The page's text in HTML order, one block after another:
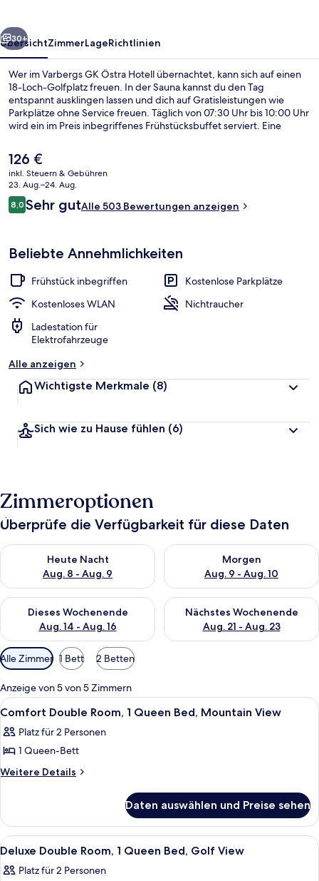
Weiter
30+
ÜbersichtZimmerLageRichtlinien
Wer im Varbergs GK Östra Hotell übernachtet, kann sich auf einen
18-Loch-Golfplatz freuen. In der Sauna kannst du den Tag
entspannt ausklingen lassen und dich auf Gratisleistungen wie
Parkplätze ohne Service freuen. Täglich von 07:30 Uhr bis 10:00 Uhr
wird ein im Preis inbegriffenes Frühstücksbuffet serviert. Eine
Der
aktuelle
Preis
beträgt
126 €.
126 €
inkl. Steuern & Gebühren
23. Aug.–24. Aug.
Bewertungen
8,08,0 von 10.
Sehr gutAlle 503 Bewertungen anzeigen
Beliebte Annehmlichkeiten
Frühstück inbegriffen
Kostenlose Parkplätze
Kostenloses WLAN
Nichtraucher
Ladestation für
Elektrofahrzeuge
Alle anzeigen
Wichtigste Merkmale (8)
Sich wie zu Hause fühlen (6)
Zimmeroptionen
Überprüfe die Verfügbarkeit für diese Daten
Heute Nacht
Aug. 8 - Aug. 9
Überprüfe die Verfügbarkeit für heute Nacht, Aug. 8 - Aug. 9.
Morgen
Aug. 9 - Aug. 10
Überprüfe die Verfügbarkeit
Dieses Wochenende
Aug. 14 - Aug. 16
Überprüfe die Verfügbarkeit für dieses Wochenende, Aug. 14
Nächstes Wochenende
Aug. 21 - Aug. 23
Überprüfe die Verfügbarkeit
Verfügbare
Filter
für
Zimmer
Alle Zimmer 1 Bett 2 Betten
Anzeige von 5 von 5 Zimmern
Alle
Fotos
für
Comfort
Double
Queen
Bed,
Mountain
View
Ein Hotelzimmer mit Bett, zwei
5
Comfort Double Room, 1 Queen Bed, Mountain View
Platz für 2 Personen
1 Queen-Bett
Weitere Details
Weitere
Double
Room,
1
Bed,
Daten auswählen und Preise sehen
Alle
Fotos
für
Ein Hotelzimmer mit einem großen
6
Deluxe Double Room, 1 Queen Bed, Golf View
Platz für 2 Personen